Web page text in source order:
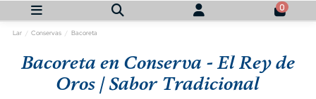
0
Lar Conservas Bacoreta
Bacoreta en Conserva - El Rey de
Oros | Sabor Tradicional